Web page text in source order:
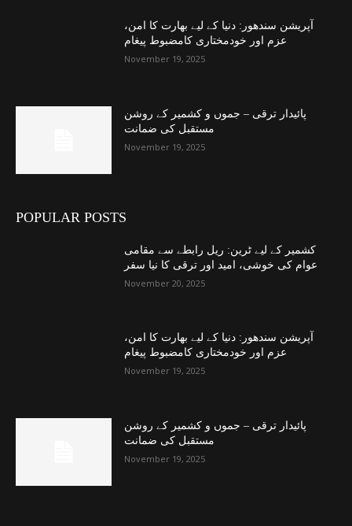
آپریشن سندھور: دنیا کے لیے بھارت کا امن،
عزم اور خودمختاری کامضبوط پیغام
November 19, 2025
پائیدار ترقی – جموں و کشمیر کے روشن
مستقبل کی ضمانت
November 19, 2025
POPULAR POSTS
کشمیر کے لیے ٹرین: ریل رابطے سے مقامی
عوام کی خوشی، امید اور ترقی کا نیا سفر
November 20, 2025
آپریشن سندھور: دنیا کے لیے بھارت کا امن،
عزم اور خودمختاری کامضبوط پیغام
November 19, 2025
پائیدار ترقی – جموں و کشمیر کے روشن
مستقبل کی ضمانت
November 19, 2025